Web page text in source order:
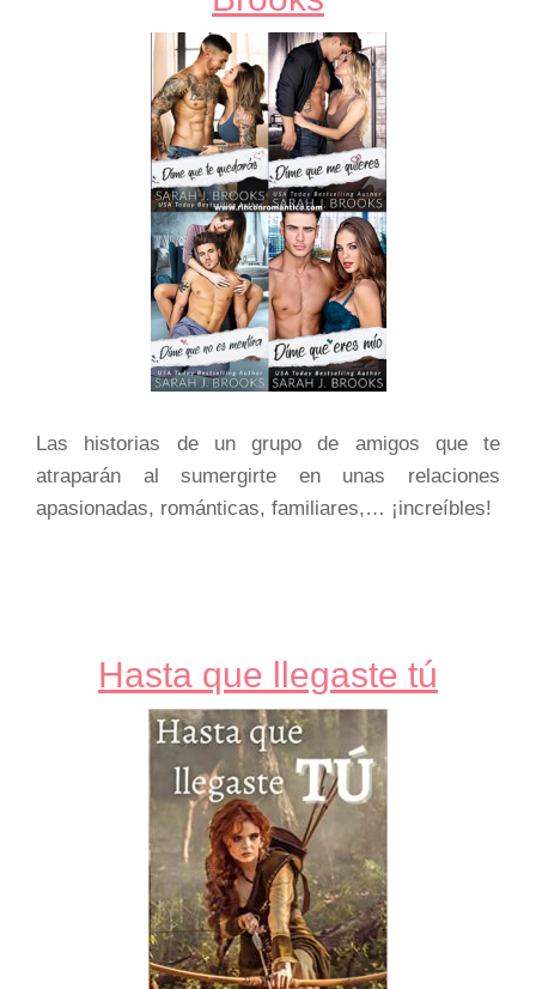
Las historias de un grupo de amigos que te
atraparán al sumergirte en unas relaciones
apasionadas, románticas, familiares,… ¡increíbles!
Hasta que llegaste tú